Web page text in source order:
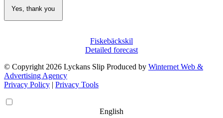
Fiskebäckskil
Detailed forecast
© Copyright 2026 Lyckans Slip Produced by Winternet Web &
Advertising Agency
Privacy Policy | Privacy Tools
English